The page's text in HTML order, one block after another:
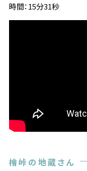
時間：15分31秒
檜峠の地蔵さん